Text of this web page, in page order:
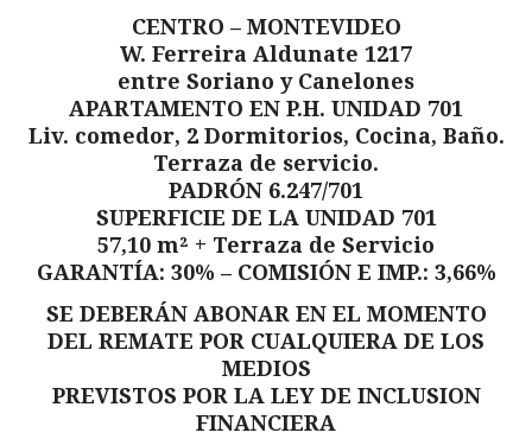
CENTRO – MONTEVIDEO
W. Ferreira Aldunate 1217
entre Soriano y Canelones
APARTAMENTO EN P.H. UNIDAD 701
Liv. comedor, 2 Dormitorios, Cocina, Baño.
Terraza de servicio.
PADRÓN 6.247/701
SUPERFICIE DE LA UNIDAD 701
57,10 m² + Terraza de Servicio
GARANTÍA: 30% – COMISIÓN E IMP.: 3,66%
SE DEBERÁN ABONAR EN EL MOMENTO
DEL REMATE POR CUALQUIERA DE LOS
MEDIOS
PREVISTOS POR LA LEY DE INCLUSION
FINANCIERA